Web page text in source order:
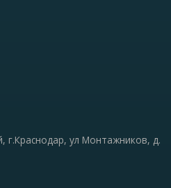
г.Краснодар, ул Монтажников, д.